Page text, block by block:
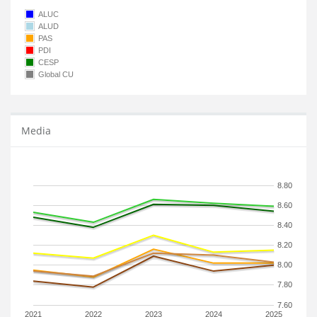
ALUC
ALUD
PAS
PDI
CESP
Global CU
Media
2021 2022 2023 2024 2025
7.60
7.80
8.00
8.20
8.40
8.60
8.80